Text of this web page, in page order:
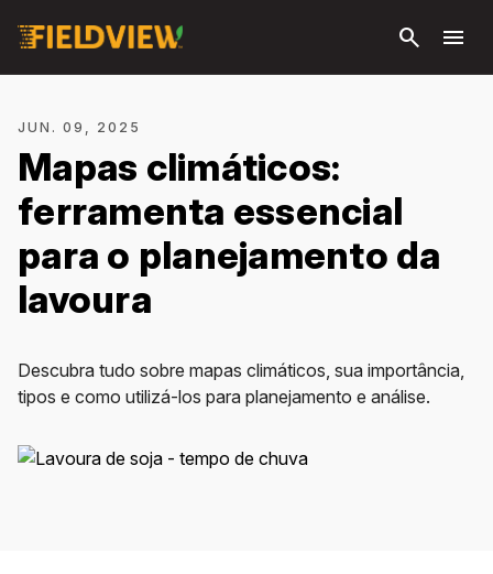
principal
search menu
JUN. 09, 2025
Mapas climáticos:
ferramenta essencial
para o planejamento da
lavoura
Descubra tudo sobre mapas climáticos, sua importância,
tipos e como utilizá-los para planejamento e análise.